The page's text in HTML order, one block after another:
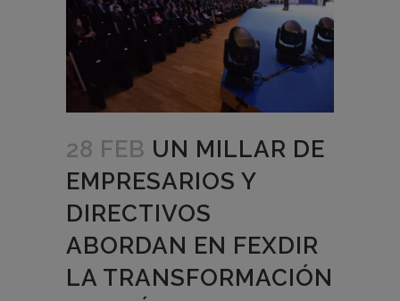
28 FEB UN MILLAR DE
EMPRESARIOS Y
DIRECTIVOS
ABORDAN EN FEXDIR
LA TRANSFORMACIÓN